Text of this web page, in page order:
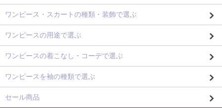
ワンピース・スカートの種類・装飾で選ぶ
ワンピースの用途で選ぶ
ワンピースの着こなし・コーデで選ぶ
ワンピースを袖の種類で選ぶ
セール商品